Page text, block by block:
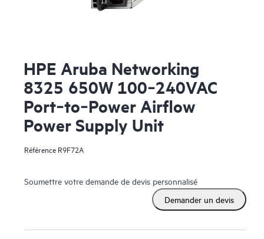
HPE Aruba Networking
8325 650W 100‑240VAC
Port‑to‑Power Airflow
Power Supply Unit
Référence R9F72A
Soumettre votre demande de devis personnalisé
Demander un devis